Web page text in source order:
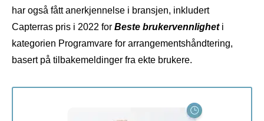
har også fått anerkjennelse i bransjen, inkludert
Capterras pris i 2022 for Beste brukervennligheti
kategorien Programvare for arrangementshåndtering,
basert på tilbakemeldinger fra ekte brukere.